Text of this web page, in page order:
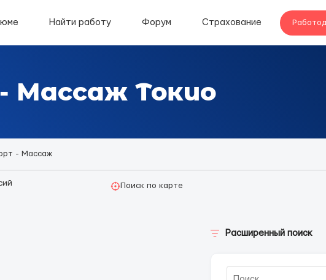
Найти работу Форум Страхование
Массаж Токио
- Массаж
Поиск по карте
Расширенный поиск